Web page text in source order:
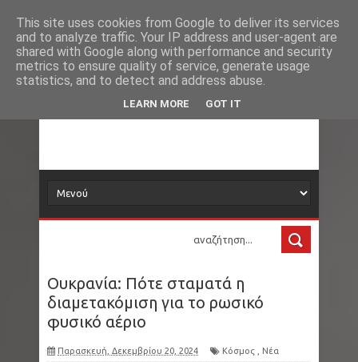
Νέα ΗΠΑ - Βόρεια Καρολίνα: Μακελειό σε σπίτι με
τρεις νεκρούς, ανάμεσά τους και ο δράστης
Στενά Ορμούζ: Δεξαμενόπλοιο ακύρωσε τη
διέλευση έπειτα από δύο εκρήξεις
Μεξικό: Influencer εκτελέστηκε «σε ζωντανή
μετάδοση» την ώρα που έκανε live στο Tiktok
Ιός του Δυτικού Νείλου: 33 περιοχές σε
συναγερμό - Οι 25 στην Αττική - Ξεκινάνε
ψεκασμοί
δορυφόρος
Τα νέα όλου του κόσμου στο πιάτο σας
Ουκρανία: Πότε σταματά η
διαμετακόμιση για το ρωσικό
φυσικό αέριο
Παρασκευή, Δεκεμβρίου 20, 2024 Κόσμος Νέα
This site uses cookies from Google to deliver its services
and to analyze traffic. Your IP address and user-agent are
shared with Google along with performance and security
metrics to ensure quality of service, generate usage
statistics, and to detect and address abuse.
LEARN MORE GOT IT